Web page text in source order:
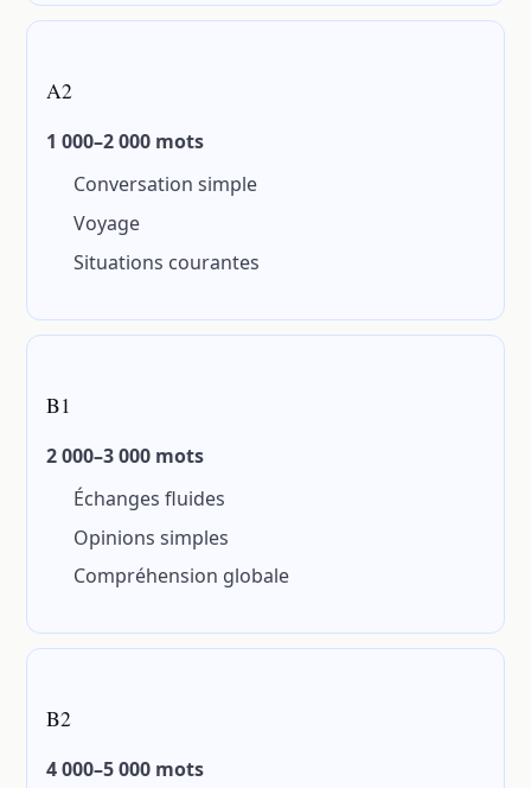
A2
1 000–2 000 mots
Conversation simple
Voyage
Situations courantes
B1
2 000–3 000 mots
Échanges fluides
Opinions simples
Compréhension globale
B2
4 000–5 000 mots